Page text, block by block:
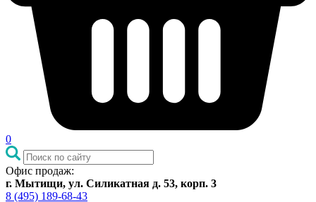
0
Офис продаж:
г. Мытищи, ул. Силикатная д. 53, корп. 3
8 (495) 189-68-43